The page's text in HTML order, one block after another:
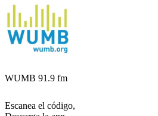
WUMB 91.9 fm
Escanea el código,